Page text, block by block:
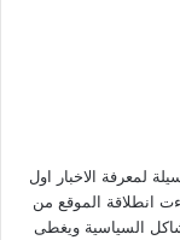
لمعرفة الاخبار اول
انطلاقة الموقع من
السياسية ويغطى